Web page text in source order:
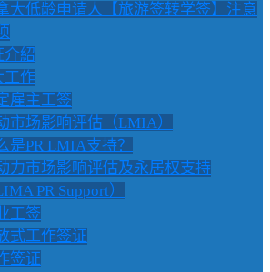
大低龄申请人【旅游签转学签】注意
介紹
工作
雇主工签
市场影响评估（LMIA）
是PR LMIA支持？
力市场影响评估及永居权支持
PR Support）
工签
式工作签证
签证